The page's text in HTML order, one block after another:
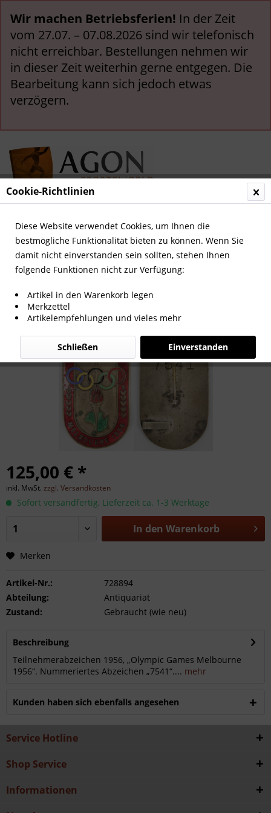
Wir machen Betriebsferien! In der Zeit
vom 27.07. – 07.08.2026 sind wir telefonisch
nicht erreichbar. Bestellungen nehmen wir
in dieser Zeit weiterhin gerne entgegen. Die
Bearbeitung kann sich jedoch etwas
verzögern.
Menü
Übersicht Olympia 1940-1968
Nummeriertes Abzei,
Teilnehmerabzeichen 1956
125,00 € *
inkl. MwSt. zzgl. Versandkosten
Sofort versandfertig, Lieferzeit ca. 1-3 Werktage
In den Warenkorb
Merken
Artikel-Nr.:
728894
Abteilung:
Antiquariat
Zustand:
Gebraucht (wie neu)
Beschreibung
Teilnehmerabzeichen 1956, „Olympic Games Melbourne
1956“. Nummeriertes Abzeichen „7541“.... mehr
Kunden haben sich ebenfalls angesehen
Service Hotline
Shop Service
Informationen
Cookie-Richtlinien
Diese Website verwendet Cookies, um Ihnen die
bestmögliche Funktionalität bieten zu können. Wenn Sie
damit nicht einverstanden sein sollten, stehen Ihnen
folgende Funktionen nicht zur Verfügung:
Artikel in den Warenkorb legen
Merkzettel
Artikelempfehlungen und vieles mehr
Einverstanden
Schließen